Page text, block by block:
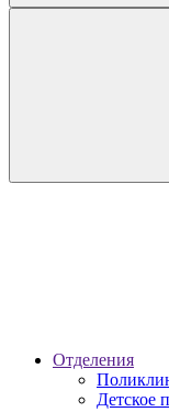
Отделения
Детское